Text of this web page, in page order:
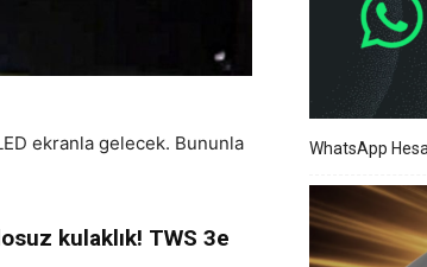
ekranla gelecek. Bununla
kulaklık! TWS 3e
WhatsApp